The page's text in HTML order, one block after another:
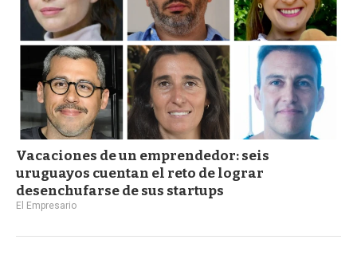
Vacaciones de un emprendedor: seis
uruguayos cuentan el reto de lograr
desenchufarse de sus startups
El Empresario